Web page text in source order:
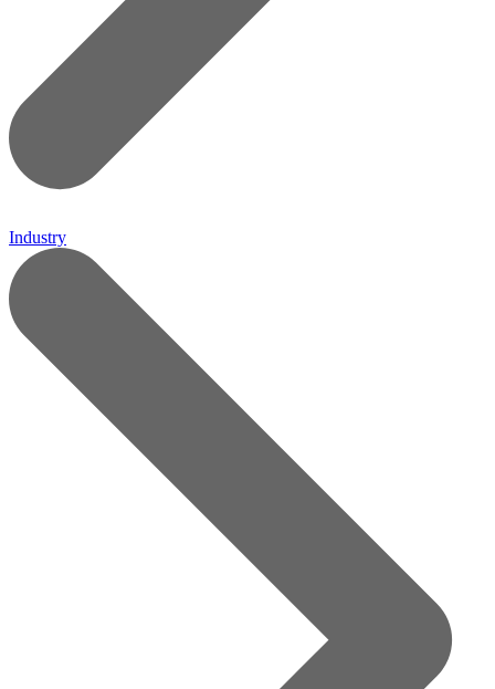
Industry